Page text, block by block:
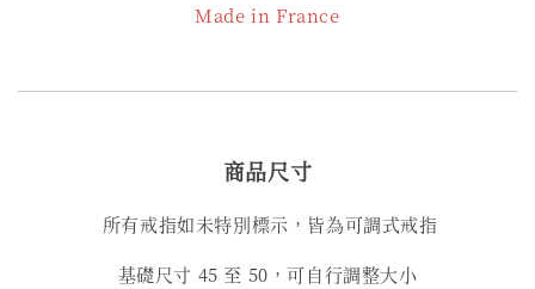
Made in France
商品尺寸
所有戒指如未特別標示，皆為可調式戒指
基礎尺寸 45 至 50，可自行調整大小